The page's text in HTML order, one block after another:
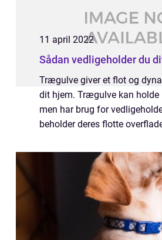
11 april 2022
Sådan vedligeholder du
Trægulve giver et flot og
dit hjem. Trægulve kan holde
men har brug for
beholder deres flotte
gulv den bedste behandling.